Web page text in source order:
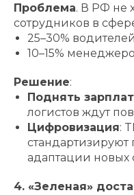
Проблема. В РФ не
сотрудников в
25–30%
10–15%
Решение:
Поднять
логистов ждут
Цифровизация:
адаптации новых
4. «Зеленая»